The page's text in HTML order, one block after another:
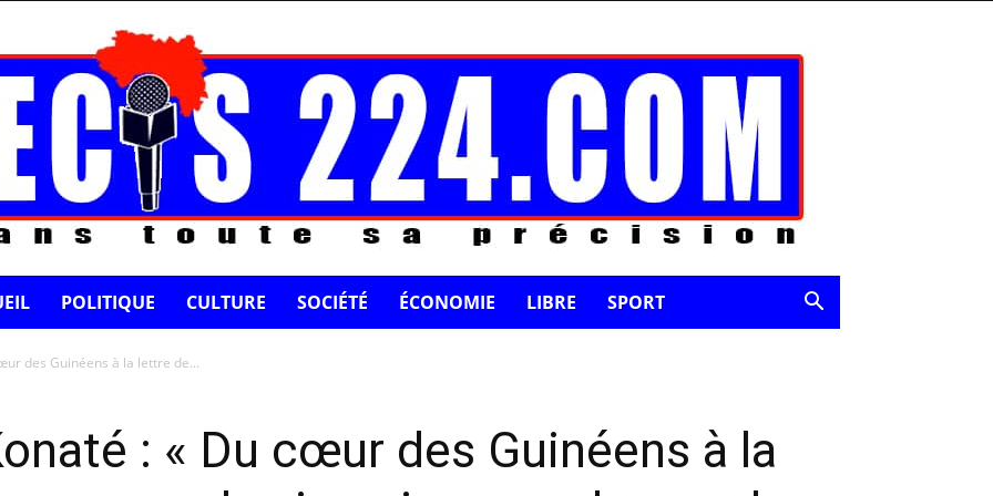
POLITIQUE CULTURE SOCIÉTÉ ÉCONOMIE LIBRE SPORT
des Guinéens à la lettre de...
: « Du cœur des Guinéens à la